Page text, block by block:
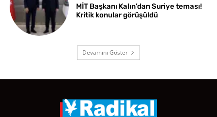
MİT Başkanı Kalın’dan Suriye teması!
Kritik konular görüşüldü
Devamını Göster